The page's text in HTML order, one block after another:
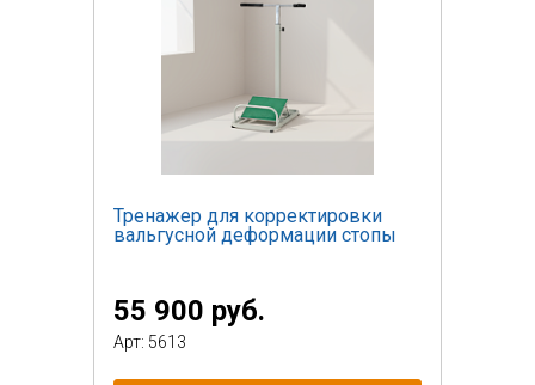
Тренажер для корректировки
вальгусной деформации стопы
55 900 руб.
Арт: 5613